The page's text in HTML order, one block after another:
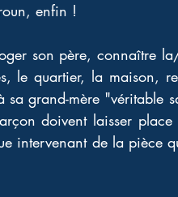
enfin !
son père, connaître
le quartier, la maison,
sa grand-mère "véritable
doivent laisser
intervenant de la pièce